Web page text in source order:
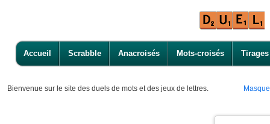
Accueil Scrabble Anacroisés Mots-croisés Tirages
Bienvenue sur le site des duels de mots et des jeux de lettres.